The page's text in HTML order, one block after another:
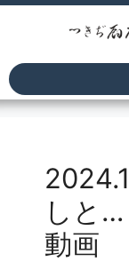
し
動画